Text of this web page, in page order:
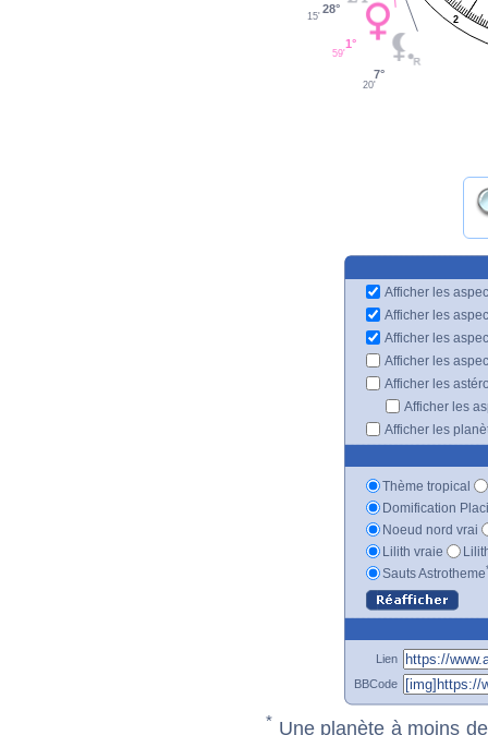
2
28°
15'
1°
59'
7°
20'
Afficher les
Afficher les
Afficher les
Afficher les
Afficher les
Afficher les
Afficher les
Thème tropical
Domification
Noeud nord vrai
Lilith vraie
Sauts Astrotheme
Lien
BBCode
* Une planète à moins